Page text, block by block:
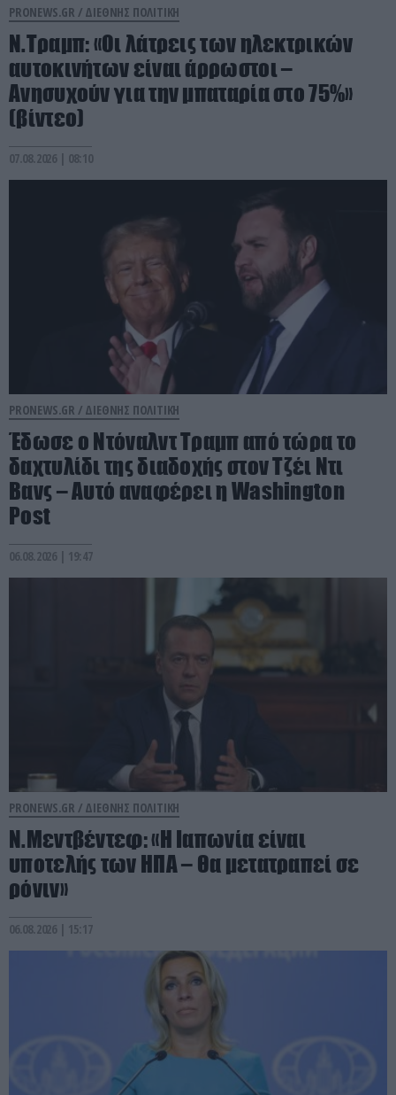
PRONEWS.GR / ΔΙΕΘΝΗΣ ΠΟΛΙΤΙΚΗ
Ν.Τραμπ: «Οι λάτρεις των ηλεκτρικών
αυτοκινήτων είναι άρρωστοι –
Ανησυχούν για την μπαταρία στο 75%»
(βίντεο)
07.08.2026 | 08:10
PRONEWS.GR / ΔΙΕΘΝΗΣ ΠΟΛΙΤΙΚΗ
Έδωσε ο Ντόναλντ Τραμπ από τώρα το
δαχτυλίδι της διαδοχής στον Τζέι Ντι
Βανς – Αυτό αναφέρει η Washington
Post
06.08.2026 | 19:47
PRONEWS.GR / ΔΙΕΘΝΗΣ ΠΟΛΙΤΙΚΗ
Ν.Μεντβέντεφ: «Η Ιαπωνία είναι
υποτελής των ΗΠΑ – Θα μετατραπεί σε
ρόνιν»
06.08.2026 | 15:17